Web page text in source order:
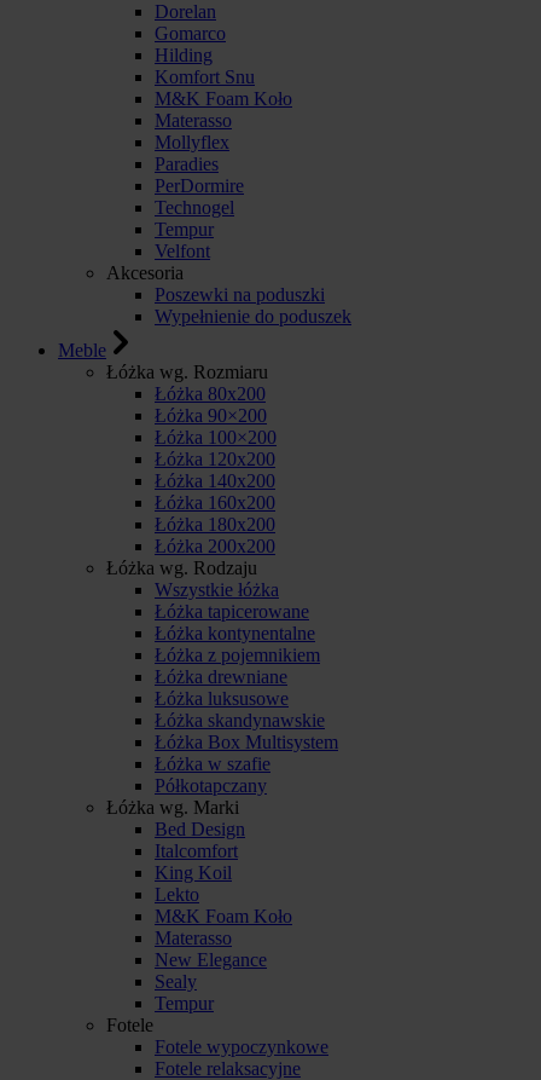
Dorelan
Gomarco
Hilding
Komfort Snu
M&K Foam Koło
Materasso
Mollyflex
Paradies
PerDormire
Technogel
Tempur
Velfont
Akcesoria
Poszewki na poduszki
Wypełnienie do poduszek
Meble
Łóżka wg. Rozmiaru
Łóżka 80x200
Łóżka 90×200
Łóżka 100×200
Łóżka 120x200
Łóżka 140x200
Łóżka 160x200
Łóżka 180x200
Łóżka 200x200
Łóżka wg. Rodzaju
Wszystkie łóżka
Łóżka tapicerowane
Łóżka kontynentalne
Łóżka z pojemnikiem
Łóżka drewniane
Łóżka luksusowe
Łóżka skandynawskie
Łóżka Box Multisystem
Łóżka w szafie
Półkotapczany
Łóżka wg. Marki
Bed Design
Italcomfort
King Koil
Lekto
M&K Foam Koło
Materasso
New Elegance
Sealy
Tempur
Fotele
Fotele wypoczynkowe
Fotele relaksacyjne